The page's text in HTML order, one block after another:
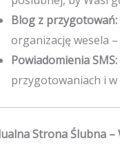
Blog z przygotowań:
organizację wesela
Powiadomienia SMS:
przygotowaniach i
Strona Ślubna –